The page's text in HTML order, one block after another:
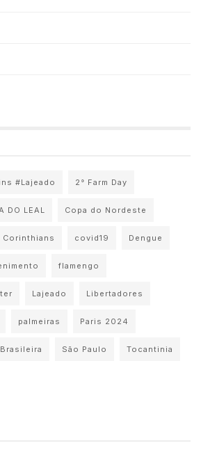
#Lajeado 2° Farm Day
DO LEAL Copa do Nordeste
Corinthians covid19 Dengue
flamengo
Lajeado Libertadores
palmeiras Paris 2024
São Paulo Tocantinia